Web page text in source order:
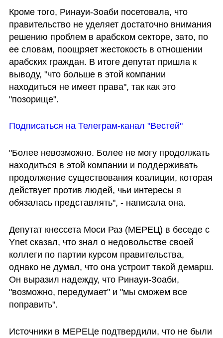
Кроме того, Ринауи-Зоаби посетовала, что
правительство не уделяет достаточно внимания
решению проблем в арабском секторе, зато, по
ее словам, поощряет жестокость в отношении
арабских граждан. В итоге депутат пришла к
выводу, "что больше в этой компании
находиться не имеет права", так как это
"позорище".
Подписаться на Телеграм-канал "Вестей"
"Более невозможно. Более не могу продолжать
находиться в этой компании и поддерживать
продолжение существования коалиции, которая
действует против людей, чьи интересы я
обязалась представлять", - написала она.
Депутат кнессета Моси Раз (МЕРЕЦ) в беседе с
Ynet сказал, что знал о недовольстве своей
коллеги по партии курсом правительства,
однако не думал, что она устроит такой демарш.
Он выразил надежду, что Ринауи-Зоаби,
"возможно, передумает" и "мы сможем все
поправить".
Источники в МЕРЕЦе подтвердили, что не были